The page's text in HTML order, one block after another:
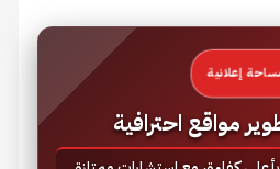
إعلانية
مواقع احترافية